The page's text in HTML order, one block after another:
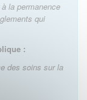
la permanence
qui
:
des soins sur la